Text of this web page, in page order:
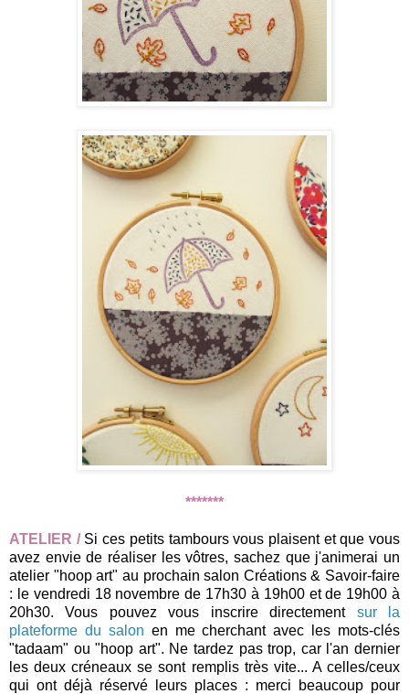
*******
ATELIER /Si ces petits tambours vous plaisent et que vous
avez envie de réaliser les vôtres, sachez que j'animerai un
atelier "hoop art" au prochain salon Créations & Savoir-faire
: le vendredi 18 novembre de 17h30 à 19h00 et de 19h00 à
20h30. Vous pouvez vous inscrire directement sur la
plateforme du salon en me cherchant avec les mots-clés
"tadaam" ou "hoop art". Ne tardez pas trop, car l'an dernier
les deux créneaux se sont remplis très vite... A celles/ceux
qui ont déjà réservé leurs places : merci beaucoup pour